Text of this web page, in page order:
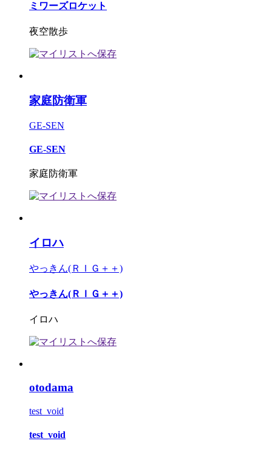
ミワーズロケット
夜空散歩
家庭防衛軍
GE-SEN
GE-SEN
家庭防衛軍
イロハ
やっきん(ＲＩＧ＋＋)
やっきん(ＲＩＧ＋＋)
イロハ
otodama
test_void
test_void